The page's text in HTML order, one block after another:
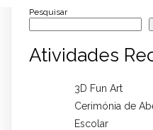
Pesquisar
Atividades
3D Fun Art
Cerimónia de
Escolar